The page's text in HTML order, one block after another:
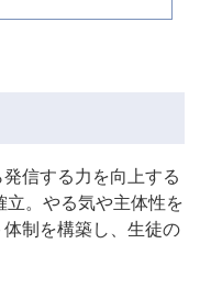
信する力を向上する
。やる気や主体性を
制を構築し、生徒の